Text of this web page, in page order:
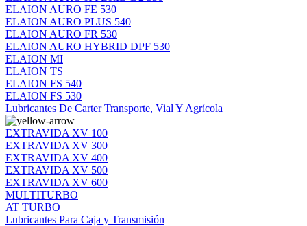
ELAION AURO FE 530
ELAION AURO PLUS 540
ELAION AURO FR 530
ELAION AURO HYBRID DPF 530
ELAION MI
ELAION TS
ELAION FS 540
ELAION FS 530
Lubricantes De Carter Transporte, Vial Y Agrícola
EXTRAVIDA XV 100
EXTRAVIDA XV 300
EXTRAVIDA XV 400
EXTRAVIDA XV 500
EXTRAVIDA XV 600
MULTITURBO
AT TURBO
Lubricantes Para Caja y Transmisión